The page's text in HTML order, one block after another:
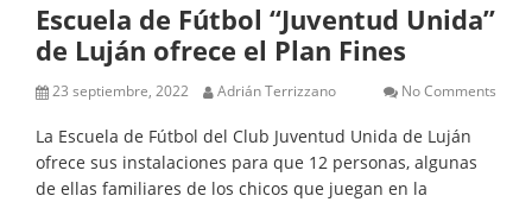
Escuela de Fútbol “Juventud Unida”
de Luján ofrece el Plan Fines
23 septiembre, 2022 Adrián Terrizzano No Comments
La Escuela de Fútbol del Club Juventud Unida de Luján
ofrece sus instalaciones para que 12 personas, algunas
de ellas familiares de los chicos que juegan en la